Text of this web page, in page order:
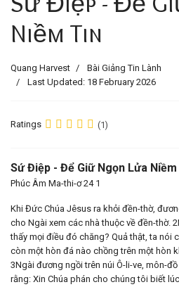
Niềm Tin
Quang Harvest
Bài Giảng Tin Lành
Last Updated: 18 February 2026
Ratings (1)
Sứ Điệp - Để Giữ Ngọn Lửa
Phúc Âm Ma-thi-ơ 24 1
Khi Đức Chúa Jêsus ra khỏi đền-thờ,
cho Ngài xem các nhà thuộc về đền-thờ.
thấy mọi điều đó chăng? Quả thật, ta nói
còn một hòn đá nào chồng trên một hòn
3Ngài đương ngồi trên núi Ô-li-ve, môn-
rằng: Xin Chúa phán cho chúng tôi biết